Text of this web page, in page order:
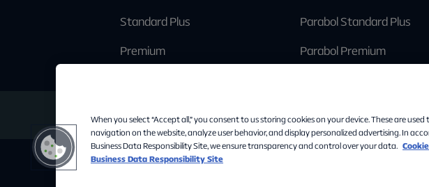
Standard Plus
Premium
Parabol Standard Plus
Parabol Premium
Facebook
When you select “Accept all,” you consent to us storing cookies on your device. These are used
navigation on the website, analyze user behavior, and display personalized advertising. In
Business Data Responsibility Site, we ensure transparency and control over your data.
Business Data Responsibility Site